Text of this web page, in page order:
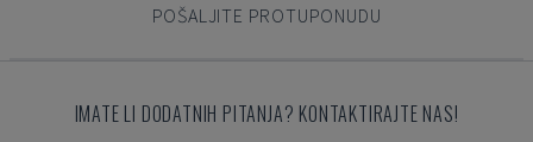
POŠALJITE PROTUPONUDU
IMATE LI DODATNIH PITANJA? KONTAKTIRAJTE NAS!